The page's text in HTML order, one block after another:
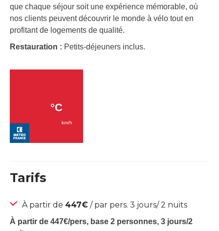
que chaque séjour soit une expérience mémorable, où
nos clients peuvent découvrir le monde à vélo tout en
profitant de logements de qualité.
Restauration : Petits-déjeuners inclus.
Tarifs
À partir de 447€ / par pers. 3 jours/ 2 nuits
À partir de 447€/pers, base 2 personnes, 3 jours/2